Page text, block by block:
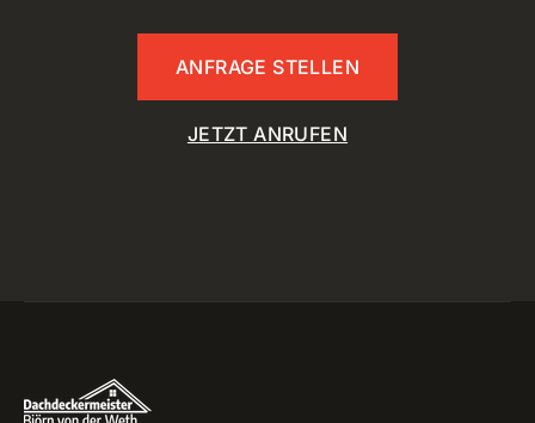
ANFRAGE STELLEN
JETZT ANRUFEN